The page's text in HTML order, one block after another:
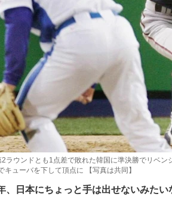
ラウンドとも1点差で敗れた韓国に準決勝でリベ
キューバを下して頂点に 【写真は共同】
、日本にちょっと手は出せないみた